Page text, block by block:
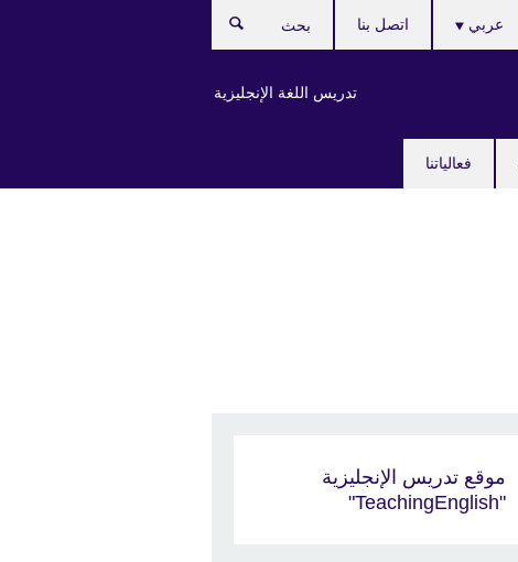
فعالياتنا
عربي
تدريس اللغة الإنجليزية
اتصل بنا
موقع تدريس الإنجليزية
"TeachingEnglish"